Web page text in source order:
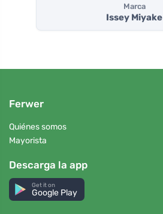
Marca
Issey Miyake
Ferwer
Quiénes somos
Mayorista
Descarga la app
Get it on
Google Play